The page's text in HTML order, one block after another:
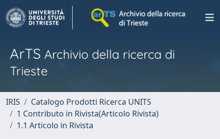
ArTS Archivio della ricerca di
Trieste
IRIS
Catalogo Prodotti Ricerca UNITS
1 Contributo in Rivista(Articolo Rivista)
1.1 Articolo in Rivista